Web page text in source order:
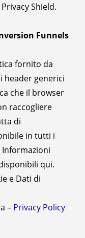
Shield.
Funnels
fornito da
header generici
che il browser
raccogliere
di
in tutti i
qui.
e Dati di
– Privacy Policy